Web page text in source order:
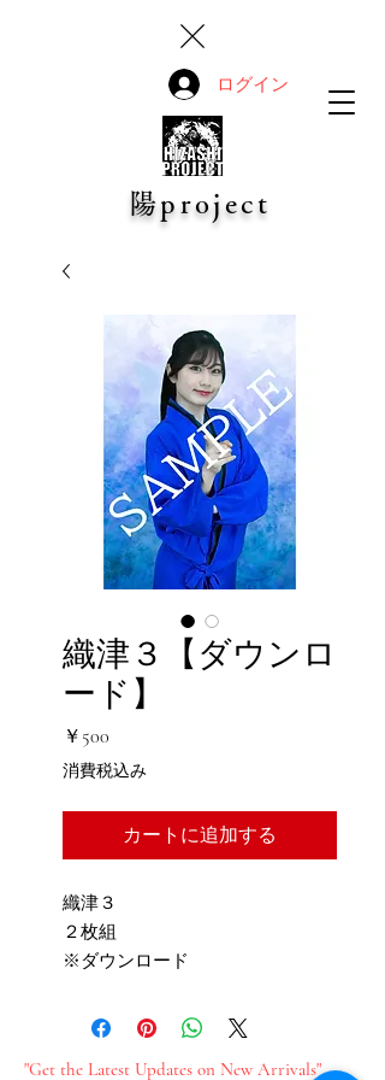
ログイン
陽project
織津３【ダウンロ
ード】
￥500
格
消費税込み
カートに追加する
織津３
２枚組
※ダウンロード
"Get the Latest Updates on New Arrivals"